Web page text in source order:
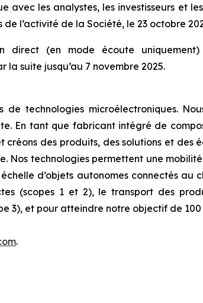
avec les analystes, les investisseurs et
l’activité de la Société, le 23 octobre
direct (en mode écoute
suite jusqu’au 7 novembre 2025.
de technologies microélectroniques.
En tant que fabricant intégré de
créons des produits, des solutions et
Nos technologies permettent une
d’objets autonomes connectés au
(scopes 1 et 2), le transport des
3), et pour atteindre notre objectif de
.